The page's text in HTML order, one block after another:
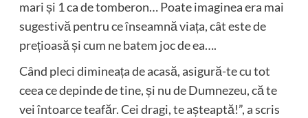
mari și 1 ca de tomberon… Poate imaginea era mai
sugestivă pentru ce înseamnă viața, cât este de
prețioasă și cum ne batem joc de ea….
Când pleci dimineața de acasă, asigură-te cu tot
ceea ce depinde de tine, și nu de Dumnezeu, că te
vei întoarce teafăr. Cei dragi, te așteaptă!”, a scris